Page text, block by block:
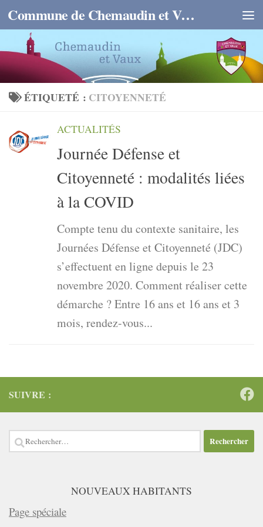
Skip to content Commune de Chemaudin et Vaux
ÉTIQUETÉ : CITOYENNETÉ
ACTUALITÉS
Journée Défense et
Citoyenneté : modalités liées
à la COVID
Compte tenu du contexte sanitaire, les
Journées Défense et Citoyenneté (JDC)
s’effectuent en ligne depuis le 23
novembre 2020. Comment réaliser cette
démarche ? Entre 16 ans et 16 ans et 3
mois, rendez-vous...
SUIVRE :
Rechercher :
NOUVEAUX HABITANTS
Page spéciale